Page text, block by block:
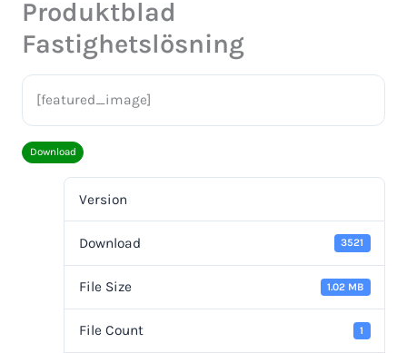
Produktblad
Fastighetslösning
[featured_image]
Download
Version
Download 3521
File Size 1.02 MB
File Count 1